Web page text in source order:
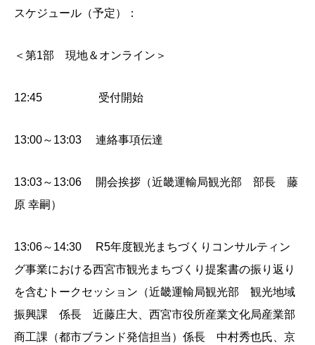
スケジュール（予定）：
＜第1部 現地＆オンライン＞
12:45 受付開始
13:00～13:03 連絡事項伝達
13:03～13:06 開会挨拶（近畿運輸局観光部 部長 藤
原 幸嗣）
13:06～14:30 R5年度観光まちづくりコンサルティン
グ事業における西宮市観光まちづくり提案書の振り返り
を含むトークセッション（近畿運輸局観光部 観光地域
振興課 係長 近藤庄大、西宮市役所産業文化局産業部
商工課（都市ブランド発信担当）係長 中村秀也氏、京